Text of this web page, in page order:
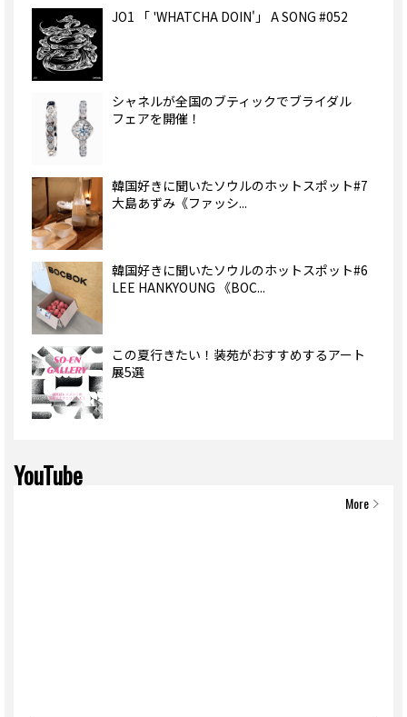
JO1 「 'WHATCHA DOIN'」 A SONG #052
シャネルが全国のブティックでブライダル
フェアを開催！
韓国好きに聞いたソウルのホットスポット#7
大島あずみ《ファッシ...
韓国好きに聞いたソウルのホットスポット#6
LEE HANKYOUNG 《BOC...
この夏行きたい！装苑がおすすめするアート
展5選
YouTube
More